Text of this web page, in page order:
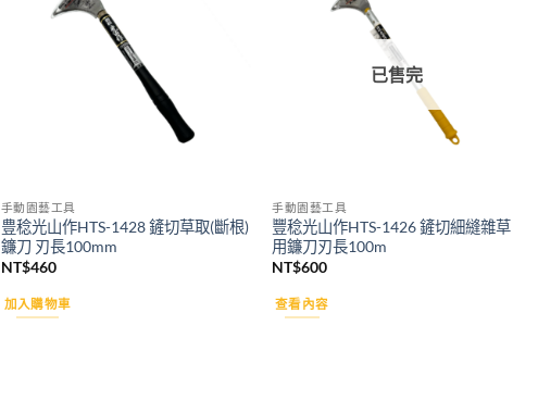
手動園藝工具
豊稔光山作HTS-1428 鏟切草取(斷根)
鐮刀 刃長100mm
NT$460
加入購物車
已售完
手動園藝工具
豐稔光山作HTS-1426 鏟切細縫雜草
用鐮刀刃長100m
NT$600
查看內容